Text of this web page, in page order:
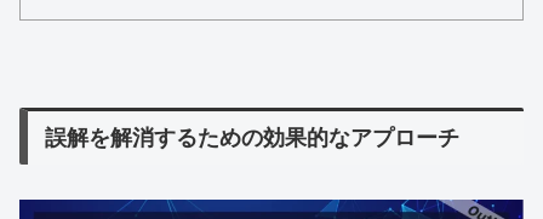
誤解を解消するための効果的なアプローチ